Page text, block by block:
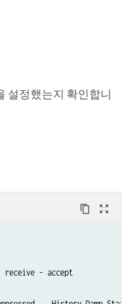
설정했는지 확인합니
content_copy zoom_out_map
receive - accept